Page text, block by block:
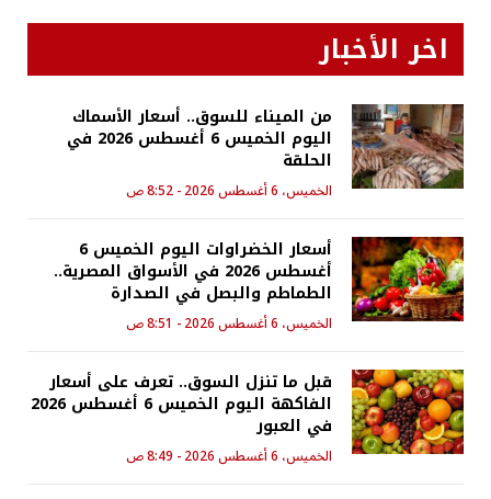
اخر الأخبار
من الميناء للسوق.. أسعار الأسماك
اليوم الخميس 6 أغسطس 2026 في
الحلقة
الخميس، 6 أغسطس 2026 - 8:52 ص
أسعار الخضراوات اليوم الخميس 6
أغسطس 2026 في الأسواق المصرية..
الطماطم والبصل في الصدارة
الخميس، 6 أغسطس 2026 - 8:51 ص
قبل ما تنزل السوق.. تعرف على أسعار
الفاكهة اليوم الخميس 6 أغسطس 2026
في العبور
الخميس، 6 أغسطس 2026 - 8:49 ص